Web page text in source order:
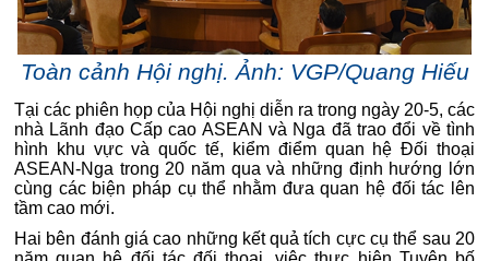
Toàn cảnh Hội nghị. Ảnh: VGP/Quang Hiếu
Tại các phiên họp của Hội nghị diễn ra trong ngày 20-5, các
nhà Lãnh đạo Cấp cao ASEAN và Nga đã trao đổi về tình
hình khu vực và quốc tế, kiểm điểm quan hệ Đối thoại
ASEAN-Nga trong 20 năm qua và những định hướng lớn
cùng các biện pháp cụ thể nhằm đưa quan hệ đối tác lên
tầm cao mới.
Hai bên đánh giá cao những kết quả tích cực cụ thể sau 20